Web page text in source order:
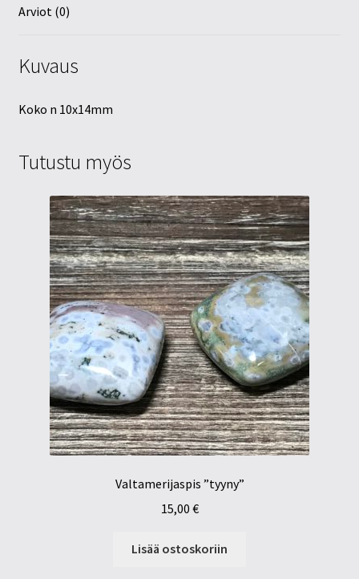
Arviot (0)
Kuvaus
Koko n 10x14mm
Tutustu myös
Valtamerijaspis ”tyyny”
15,00 €
Lisää ostoskoriin